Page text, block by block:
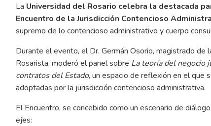
La Universidad del Rosario celebra la destacada
Encuentro de la Jurisdicción Contencioso
supremo de lo contencioso administrativo y cuerpo
Durante el evento, el Dr. Germán Osorio, magistrado
Rosarista, moderó el panel sobre La teoría del negocio
contratos del Estado, un espacio de reflexión en el que
adoptadas por la jurisdicción contencioso administrativa.
El Encuentro, se concebido como un escenario de
ejes: